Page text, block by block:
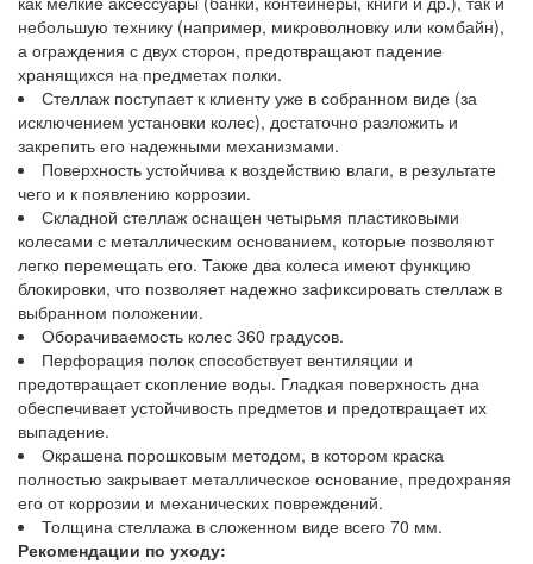
небольшую технику (например, микроволновку или комбайн),
а ограждения с двух сторон, предотвращают падение
хранящихся на предметах полки.
Стеллаж поступает к клиенту уже в собранном виде (за
исключением установки колес), достаточно разложить и
закрепить его надежными механизмами.
Поверхность устойчива к воздействию влаги, в результате
чего и к появлению коррозии.
Складной стеллаж оснащен четырьмя пластиковыми
колесами с металлическим основанием, которые позволяют
легко перемещать его. Также два колеса имеют функцию
блокировки, что позволяет надежно зафиксировать стеллаж в
выбранном положении.
Оборачиваемость колес 360 градусов.
Перфорация полок способствует вентиляции и
предотвращает скопление воды. Гладкая поверхность дна
обеспечивает устойчивость предметов и предотвращает их
выпадение.
Окрашена порошковым методом, в котором краска
полностью закрывает металлическое основание, предохраняя
его от коррозии и механических повреждений.
Толщина стеллажа в сложенном виде всего 70 мм.
Рекомендации по уходу: